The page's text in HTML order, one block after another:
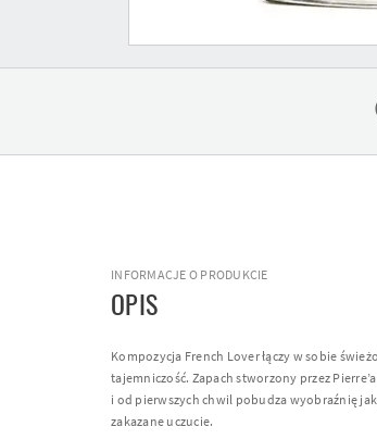
INFORMACJE O PRODUKCIE
OPIS
Kompozycja French Lover łączy w sobie
tajemniczość. Zapach stworzony przez
i od pierwszych chwil pobudza wyobraźnię
zakazane uczucie.